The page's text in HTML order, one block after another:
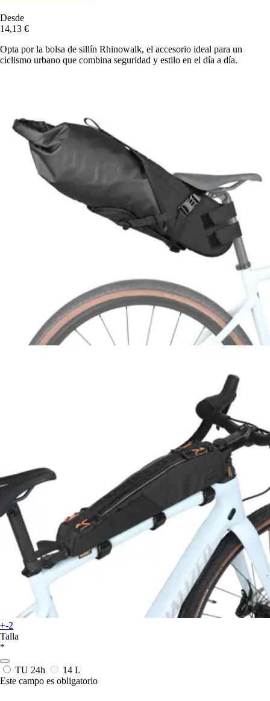
Desde
14,13 €
Opta por la bolsa de sillín Rhinowalk, el accesorio ideal para un
ciclismo urbano que combina seguridad y estilo en el día a día.
+-2
Talla
*
TU 24h
14 L
Este campo es obligatorio